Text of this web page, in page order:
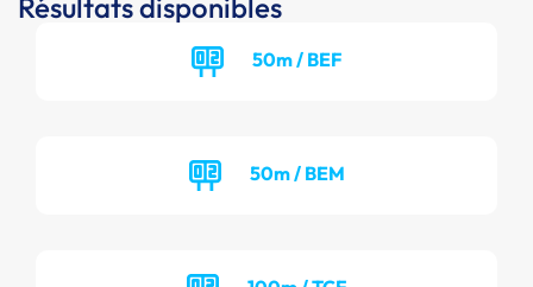
Résultats disponibles
50m / BEF
50m / BEM